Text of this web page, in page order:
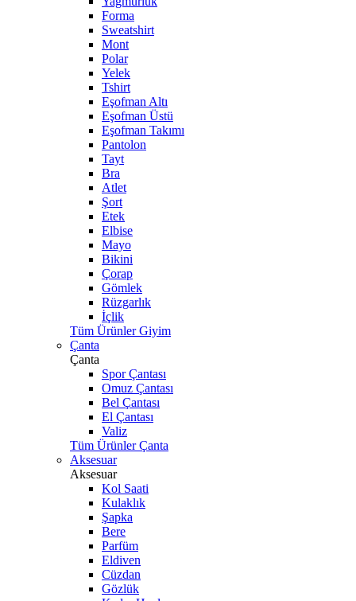
Forma
Sweatshirt
Mont
Polar
Yelek
Tshirt
Eşofman Altı
Eşofman Üstü
Eşofman Takımı
Pantolon
Tayt
Bra
Atlet
Şort
Etek
Elbise
Mayo
Bikini
Çorap
Gömlek
Rüzgarlık
İçlik
Tüm Ürünler Giyim
Çanta
Çanta
Spor Çantası
Omuz Çantası
Bel Çantası
El Çantası
Valiz
Tüm Ürünler Çanta
Aksesuar
Aksesuar
Kol Saati
Kulaklık
Şapka
Bere
Parfüm
Eldiven
Cüzdan
Gözlük